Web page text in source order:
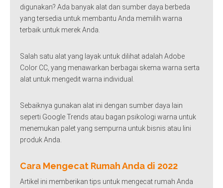
digunakan? Ada banyak alat dan sumber daya berbeda
yang tersedia untuk membantu Anda memilih warna
terbaik untuk merek Anda.
Salah satu alat yang layak untuk dilihat adalah Adobe
Color CC, yang menawarkan berbagai skema warna serta
alat untuk mengedit warna individual.
Sebaiknya gunakan alat ini dengan sumber daya lain
seperti Google Trends atau bagan psikologi warna untuk
menemukan palet yang sempurna untuk bisnis atau lini
produk Anda.
Cara Mengecat Rumah Anda di 2022
Artikel ini memberikan tips untuk mengecat rumah Anda